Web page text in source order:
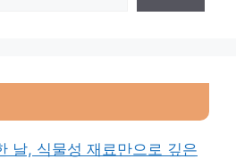
날, 식물성 재료만으로 깊은